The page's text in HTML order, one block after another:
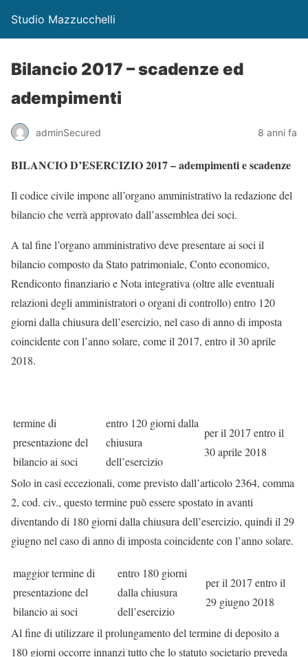
Studio Mazzucchelli
Bilancio 2017 – scadenze ed
adempimenti
adminSecured 8 anni fa
BILANCIO D’ESERCIZIO 2017 – adempimenti e scadenze
Il codice civile impone all’organo amministrativo la redazione del
bilancio che verrà approvato dall’assemblea dei soci.
A tal fine l’organo amministrativo deve presentare ai soci il
bilancio composto da Stato patrimoniale, Conto economico,
Rendiconto finanziario e Nota integrativa (oltre alle eventuali
relazioni degli amministratori o organi di controllo) entro 120
giorni dalla chiusura dell’esercizio, nel caso di anno di imposta
coincidente con l’anno solare, come il 2017, entro il 30 aprile
2018.
termine di
presentazione del
bilancio ai soci
entro 120 giorni dalla
chiusura
dell’esercizio
per il 2017 entro il
30 aprile 2018
Solo in casi eccezionali, come previsto dall’articolo 2364, comma
2, cod. civ., questo termine può essere spostato in avanti
diventando di 180 giorni dalla chiusura dell’esercizio, quindi il 29
giugno nel caso di anno di imposta coincidente con l’anno solare.
maggior termine di
presentazione del
bilancio ai soci
entro 180 giorni
dalla chiusura
dell’esercizio
per il 2017 entro il
29 giugno 2018
Al fine di utilizzare il prolungamento del termine di deposito a
180 giorni occorre innanzi tutto che lo statuto societario preveda